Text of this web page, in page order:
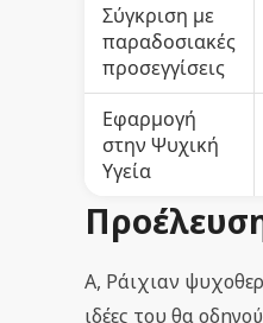
Σύγκριση με
παραδοσιακές
προσεγγίσεις
Εφαρμογή
στην Ψυχική
Υγεία
Α, Ράιχιαν
ιδέες του θα